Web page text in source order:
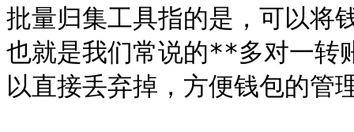
批量归集工具指的是，可以将
也就是我们常说的**多对一
以直接丢弃掉，方便钱包的管